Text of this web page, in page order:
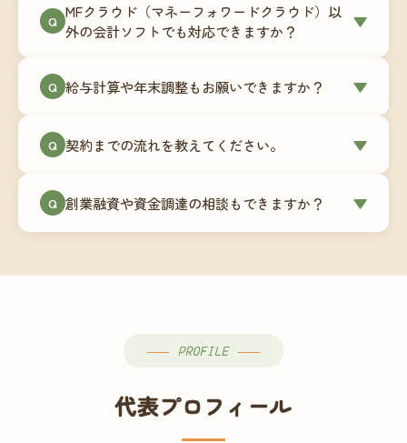
ます。前任の税理士事務所との連携や、過去の帳
簿データの移行もお手伝いします。決算期のタイ
での変更も対応可能です。
Q MFクラウド（マネーフォワードクラウド）以
外の会計ソフトでも対応できますか？
▼
供しています。これから会計ソフトを導入される
します。freee・弥生会計等をご利用中の場合は、
Q 給与計算や年末調整もお願いできますか？ ▼
怠集計あり／5名まで）は月額15,000円〜、年末調
す。人数が増える場合は別途お見積りします。
Q 契約までの流れを教えてください。 ▼
（30〜60分）でご事業内容・ご要望のヒアリング
→ ③お見積り・ご契約 → ④MFクラウドの初期設
談から契約まで費用は発生しませんので、お気軽
Q 創業融資や資金調達の相談もできますか？ ▼
PROFILE
代表プロフィール